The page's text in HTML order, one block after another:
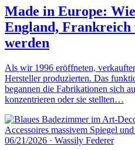
Made in Europe:
England,
werden
Als wir 1996 eröffneten,
Hersteller produzierten. Das
begannen die Fabrikationen sich
konzentrieren oder sie stellten…
06/21/2026 · Wassily Federer